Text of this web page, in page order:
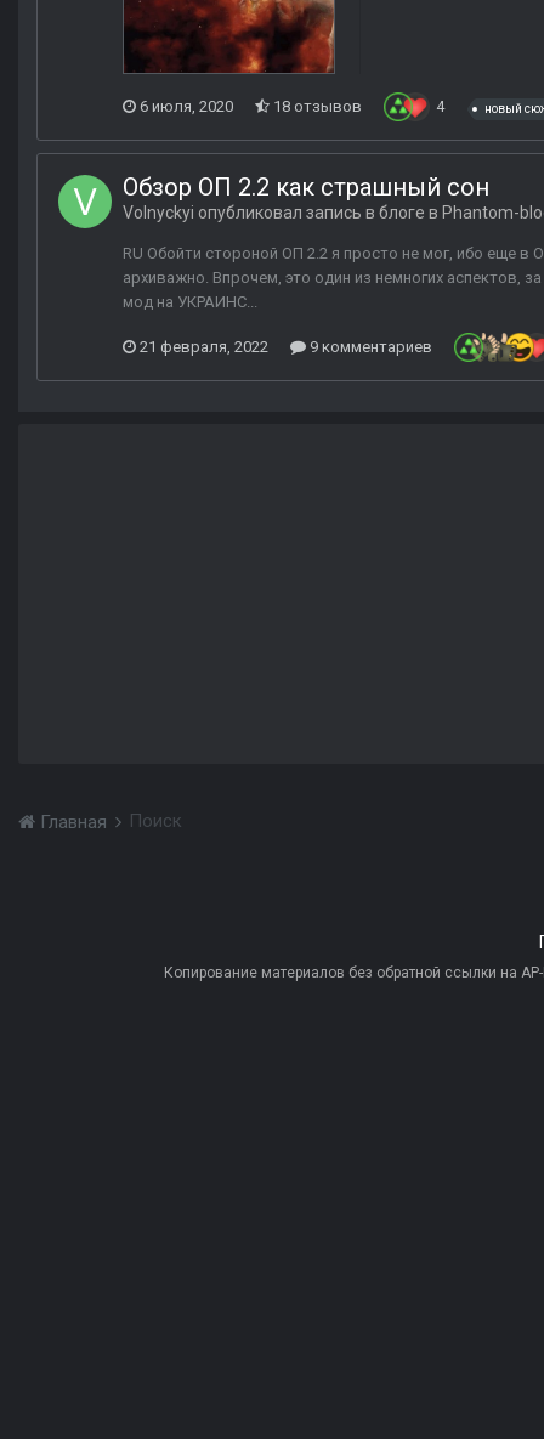
6 июля, 2020 18 отзывов 4 новый
Обзор ОП 2.2 как страшный сон
Volnyckyi опубликовал запись в блоге в Phantom-
RU Обойти стороной ОП 2.2 я просто не мог, ибо еще
архиважно. Впрочем, это один из немногих аспектов,
мод на УКРАИНС...
21 февраля, 2022 9 комментариев
Главная Поиск
Копирование материалов без обратной ссылки на